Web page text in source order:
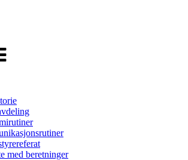
med beretninger